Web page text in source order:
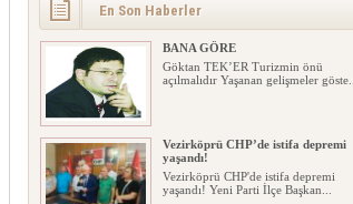
En Son Haberler
BANA GÖRE
Göktan TEK’ER Turizmin önü
açılmalıdır Yaşanan gelişmeler göste...
Vezirköprü CHP’de istifa depremi
yaşandı!
Vezirköprü CHP'de istifa depremi
yaşandı! Yeni Parti İlçe Başkan...